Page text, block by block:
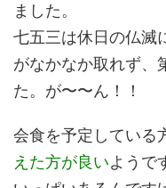
ました。
七五三は休日の仏滅
がなかなか取れず、
た。が〜〜ん！！
会食を予定している
えた方が良いようで